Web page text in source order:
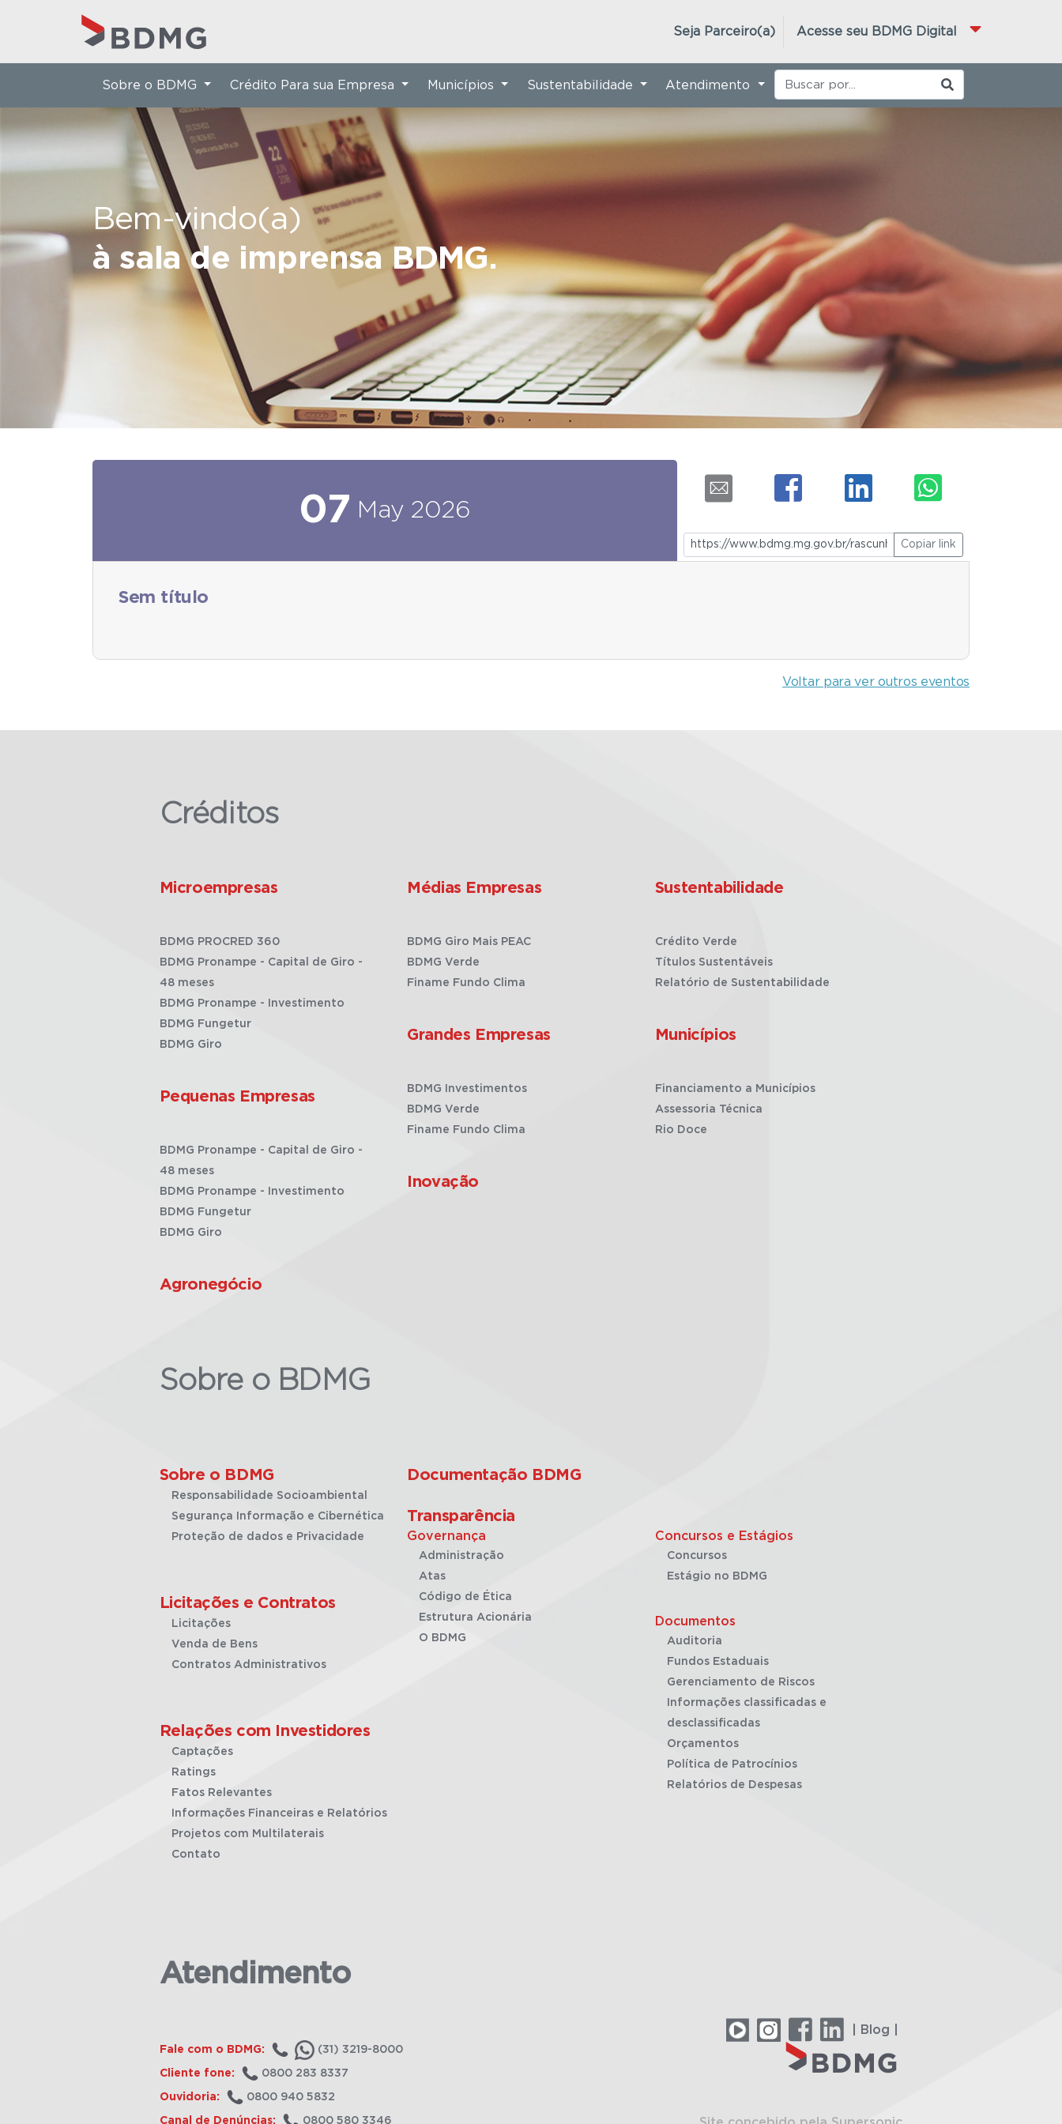
Acesse seu BDMG Digital
Seja Parceiro(a)
Bem-vindo(a)
à sala de imprensa BDMG.
Sobre o BDMG Crédito Para sua Empresa Municípios Sustentabilidade Atendimento
07 May 2026
Copiar link
Sem título
Voltar para ver outros eventos
Créditos
Microempresas
BDMG PROCRED 360
BDMG Pronampe - Capital de Giro -
48 meses
BDMG Pronampe - Investimento
BDMG Fungetur
BDMG Giro
Pequenas Empresas
BDMG Pronampe - Capital de Giro -
48 meses
BDMG Pronampe - Investimento
BDMG Fungetur
BDMG Giro
Agronegócio
Médias Empresas
BDMG Giro Mais PEAC
BDMG Verde
Finame Fundo Clima
Grandes Empresas
BDMG Investimentos
BDMG Verde
Finame Fundo Clima
Inovação
Sustentabilidade
Crédito Verde
Títulos Sustentáveis
Relatório de Sustentabilidade
Municípios
Financiamento a Municípios
Assessoria Técnica
Rio Doce
Sobre o BDMG
Sobre o BDMG
Responsabilidade Socioambiental
Segurança Informação e Cibernética
Proteção de dados e Privacidade
Licitações e Contratos
Licitações
Venda de Bens
Contratos Administrativos
Relações com Investidores
Captações
Ratings
Fatos Relevantes
Informações Financeiras e Relatórios
Projetos com Multilaterais
Contato
Documentação BDMG
Transparência
Governança
Administração
Atas
Código de Ética
Estrutura Acionária
O BDMG
Concursos e Estágios
Concursos
Estágio no BDMG
Documentos
Auditoria
Fundos Estaduais
Gerenciamento de Riscos
Informações classificadas e
desclassificadas
Orçamentos
Política de Patrocínios
Relatórios de Despesas
Atendimento
Fale com o BDMG: (31) 3219-8000
Cliente fone: 0800 283 8337
Ouvidoria: 0800 940 5832
Canal de Denúncias: 0800 580 3346
| Blog |